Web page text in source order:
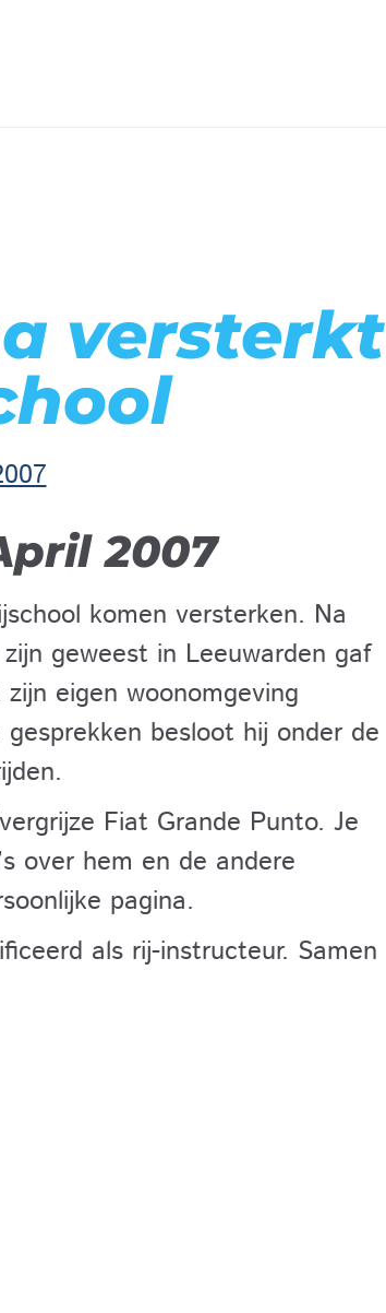
versterkt
2007
komen versterken. Na
geweest in Leeuwarden gaf
eigen woonomgeving
besloot hij onder de
Fiat Grande Punto. Je
over hem en de andere
pagina.
als rij-instructeur. Samen